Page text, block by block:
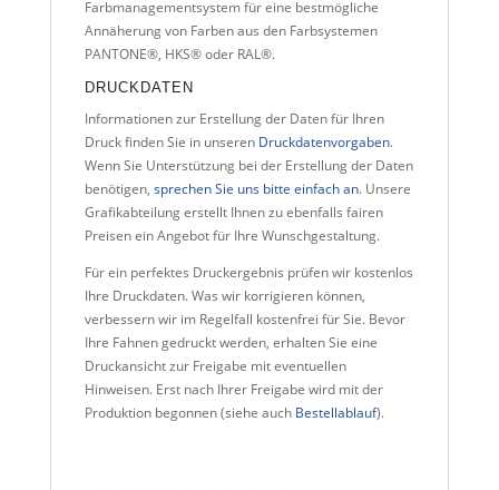
Farbmanagementsystem für eine bestmögliche
Annäherung von Farben aus den Farbsystemen
PANTONE®, HKS® oder RAL®.
DRUCKDATEN
Informationen zur Erstellung der Daten für Ihren
Druck finden Sie in unseren Druckdatenvorgaben.
Wenn Sie Unterstützung bei der Erstellung der Daten
benötigen, sprechen Sie uns bitte einfach an. Unsere
Grafikabteilung erstellt Ihnen zu ebenfalls fairen
Preisen ein Angebot für Ihre Wunschgestaltung.
Für ein perfektes Druckergebnis prüfen wir kostenlos
Ihre Druckdaten. Was wir korrigieren können,
verbessern wir im Regelfall kostenfrei für Sie. Bevor
Ihre Fahnen gedruckt werden, erhalten Sie eine
Druckansicht zur Freigabe mit eventuellen
Hinweisen. Erst nach Ihrer Freigabe wird mit der
Produktion begonnen (siehe auch Bestellablauf).